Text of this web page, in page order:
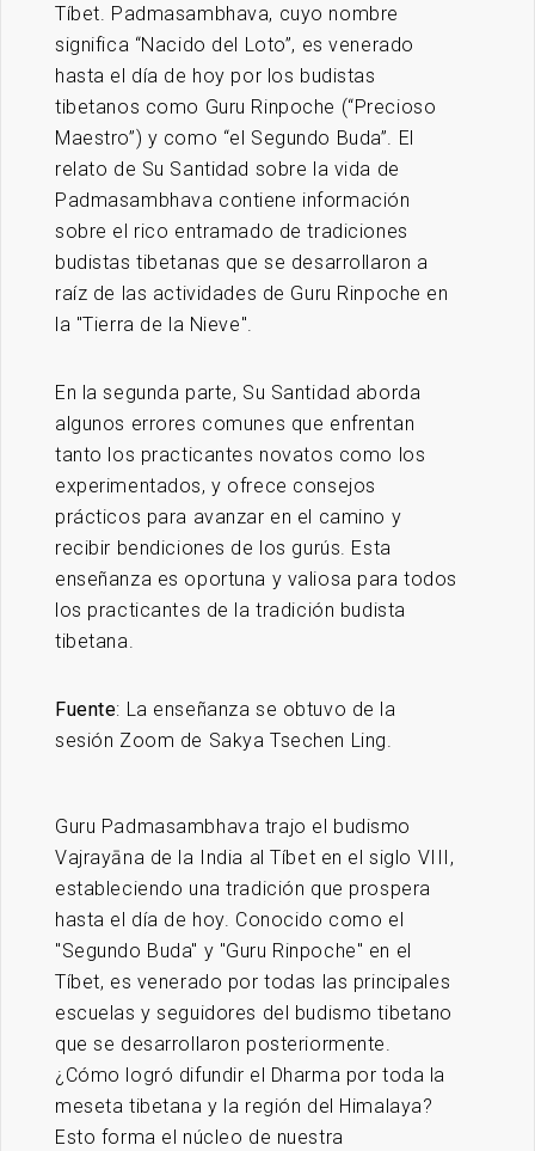
Tíbet. Padmasambhava, cuyo nombre
significa “Nacido del Loto”, es venerado
hasta el día de hoy por los budistas
tibetanos como Guru Rinpoche (“Precioso
Maestro”) y como “el Segundo Buda”. El
relato de Su Santidad sobre la vida de
Padmasambhava contiene información
sobre el rico entramado de tradiciones
budistas tibetanas que se desarrollaron a
raíz de las actividades de Guru Rinpoche en
la "Tierra de la Nieve".
En la segunda parte, Su Santidad aborda
algunos errores comunes que enfrentan
tanto los practicantes novatos como los
experimentados, y ofrece consejos
prácticos para avanzar en el camino y
recibir bendiciones de los gurús. Esta
enseñanza es oportuna y valiosa para todos
los practicantes de la tradición budista
tibetana.
Fuente: La enseñanza se obtuvo de la
sesión Zoom de Sakya Tsechen Ling.
Guru Padmasambhava trajo el budismo
Vajrayāna de la India al Tíbet en el siglo VIII,
estableciendo una tradición que prospera
hasta el día de hoy. Conocido como el
"Segundo Buda" y "Guru Rinpoche" en el
Tíbet, es venerado por todas las principales
escuelas y seguidores del budismo tibetano
que se desarrollaron posteriormente.
¿Cómo logró difundir el Dharma por toda la
meseta tibetana y la región del Himalaya?
Esto forma el núcleo de nuestra